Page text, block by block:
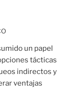
un papel
tácticas
indirectos y
ventajas